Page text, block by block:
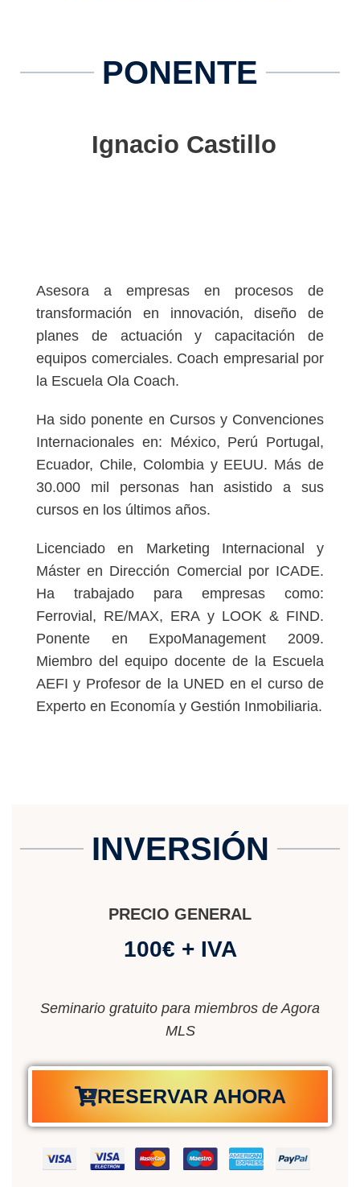
PONENTE
Ignacio Castillo
Asesora a empresas en procesos de
transformación en innovación, diseño de
planes de actuación y capacitación de
equipos comerciales. Coach empresarial por
la Escuela Ola Coach.
Ha sido ponente en Cursos y Convenciones
Internacionales en: México, Perú Portugal,
Ecuador, Chile, Colombia y EEUU. Más de
30.000 mil personas han asistido a sus
cursos en los últimos años.
Licenciado en Marketing Internacional y
Máster en Dirección Comercial por ICADE.
Ha trabajado para empresas como:
Ferrovial, RE/MAX, ERA y LOOK & FIND.
Ponente en ExpoManagement 2009.
Miembro del equipo docente de la Escuela
AEFI y Profesor de la UNED en el curso de
Experto en Economía y Gestión Inmobiliaria.
INVERSIÓN
PRECIO GENERAL
100€ + IVA
Seminario gratuito para miembros de Agora
MLS
RESERVAR AHORA